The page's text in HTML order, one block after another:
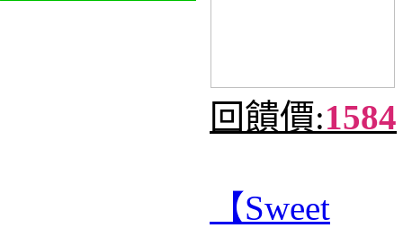
回饋價:1584
【Sweet